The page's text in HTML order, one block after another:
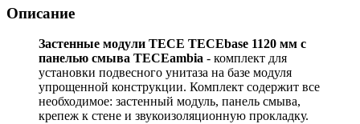
Описание
Застенные модули TECE TECEbase 1120 мм c
панелью смыва ТЕСЕambia - комплект для
установки подвесного унитаза на базе модуля
упрощенной конструкции. Комплект содержит все
необходимое: застенный модуль, панель смыва,
крепеж к стене и звукоизоляционную прокладку.